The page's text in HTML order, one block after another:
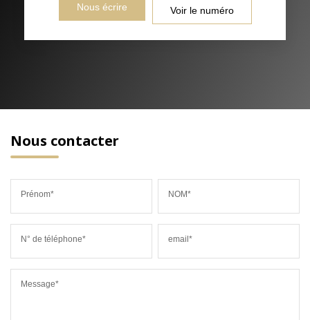
Nous écrire Voir le numéro
Nous contacter
Prénom* NOM*
N° de téléphone* email*
Message*